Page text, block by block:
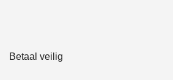
Betaal veilig